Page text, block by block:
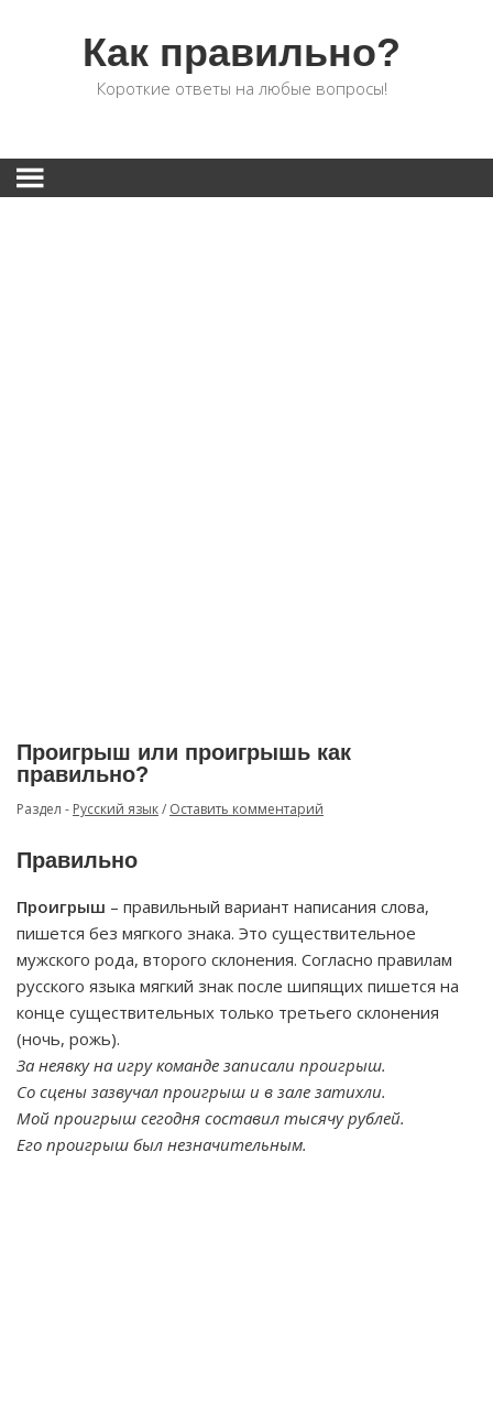
Как правильно?
Короткие ответы на любые вопросы!
Проигрыш или проигрышь как
правильно?
Раздел - Русский язык/ Оставить комментарий
Правильно
Проигрыш – правильный вариант написания слова,
пишется без мягкого знака. Это существительное
мужского рода, второго склонения. Согласно правилам
русского языка мягкий знак после шипящих пишется на
конце существительных только третьего склонения
(ночь, рожь).
За неявку на игру команде записали проигрыш.
Со сцены зазвучал проигрыш и в зале затихли.
Мой проигрыш сегодня составил тысячу рублей.
Его проигрыш был незначительным.